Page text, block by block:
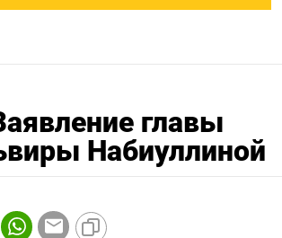
главы
Набиуллиной